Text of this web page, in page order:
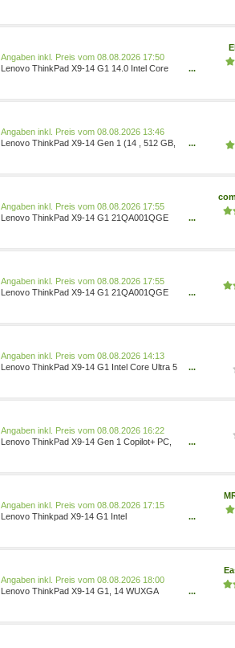
Preis vom 08.08.2026 17:50
Lenovo ThinkPad X9-14 G1 14.0 Intel Core
...
Preis vom 08.08.2026 13:46
Lenovo ThinkPad X9-14 Gen 1 (14 , 512 GB,
...
Preis vom 08.08.2026 17:55
Lenovo ThinkPad X9-14 G1 21QA001QGE
...
Preis vom 08.08.2026 17:55
Lenovo ThinkPad X9-14 G1 21QA001QGE
...
Preis vom 08.08.2026 14:13
Lenovo ThinkPad X9-14 G1 Intel Core Ultra 5
...
Preis vom 08.08.2026 16:22
Lenovo ThinkPad X9-14 Gen 1 Copilot+ PC,
...
Preis vom 08.08.2026 17:15
Lenovo Thinkpad X9-14 G1 Intel
...
Preis vom 08.08.2026 18:00
Lenovo ThinkPad X9-14 G1, 14 WUXGA
...